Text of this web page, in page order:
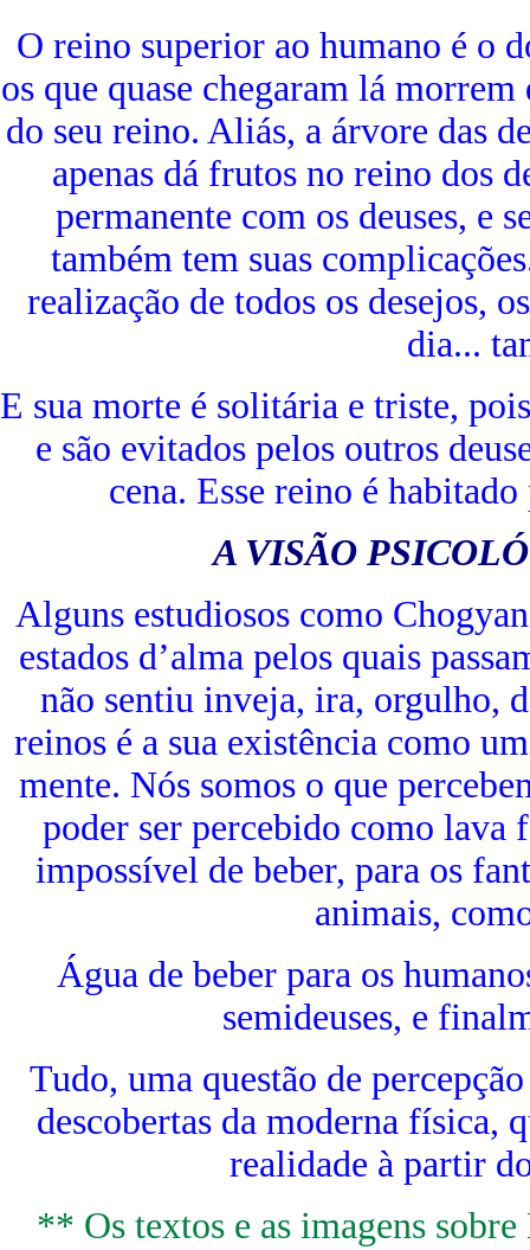
O reino superior ao humano é o
os que quase chegaram lá
do seu reino. Aliás, a árvore das
apenas dá frutos no reino dos
permanente com os deuses, e
também tem suas
realização de todos os desejos,
dia...
E sua morte é solitária e triste,
e são evitados pelos outros
cena. Esse reino é
A VISÃO
Alguns estudiosos como
estados d’alma pelos quais
não sentiu inveja, ira, orgulho,
reinos é a sua existência como
mente. Nós somos o que
poder ser percebido como lava
impossível de beber, para os
animais,
Água de beber para os
semideuses, e
Tudo, uma questão de
descobertas da moderna física,
realidade à partir
** Os textos e as imagens